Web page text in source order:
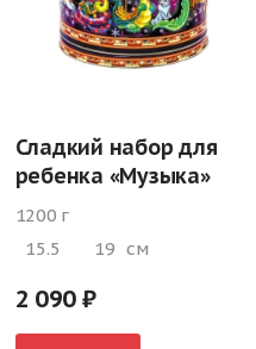
Сладкий набор для
ребенка «Музыка»
1200 г
15.5
19 см
2 090